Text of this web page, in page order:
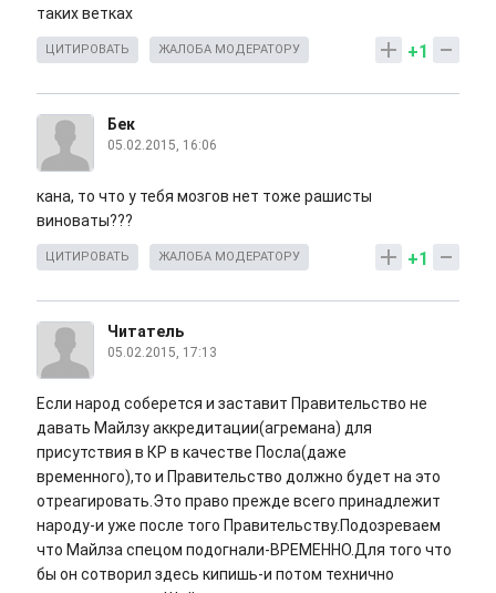
таких ветках
+1
ЦИТИРОВАТЬ ЖАЛОБА МОДЕРАТОРУ
Бек
05.02.2015, 16:06
кана, то что у тебя мозгов нет тоже рашисты
виноваты???
+1
ЦИТИРОВАТЬ ЖАЛОБА МОДЕРАТОРУ
Читатель
05.02.2015, 17:13
Если народ соберется и заставит Правительство не
давать Майлзу аккредитации(агремана) для
присутствия в КР в качестве Посла(даже
временного),то и Правительство должно будет на это
отреагировать.Это право прежде всего принадлежит
народу-и уже после того Правительству.Подозреваем
что Майлза спецом подогнали-ВРЕМЕННО.Для того что
бы он сотворил здесь кипишь-и потом технично